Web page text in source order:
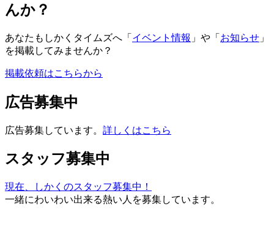
んか？
あなたもしかくタイムズへ「 イベント情報 」や「 お知らせ 」
を掲載してみませんか？
掲載依頼はこちらから
広告募集中
広告募集しています。 詳しくはこちら
スタッフ募集中
現在、しかくのスタッフ募集中！
一緒にわいわい出来る熱い人を募集しています。